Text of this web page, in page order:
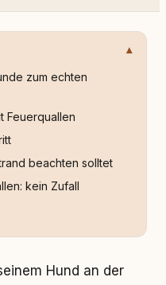
zum echten
Feuerquallen
beachten solltet
kein Zufall
Hund an der